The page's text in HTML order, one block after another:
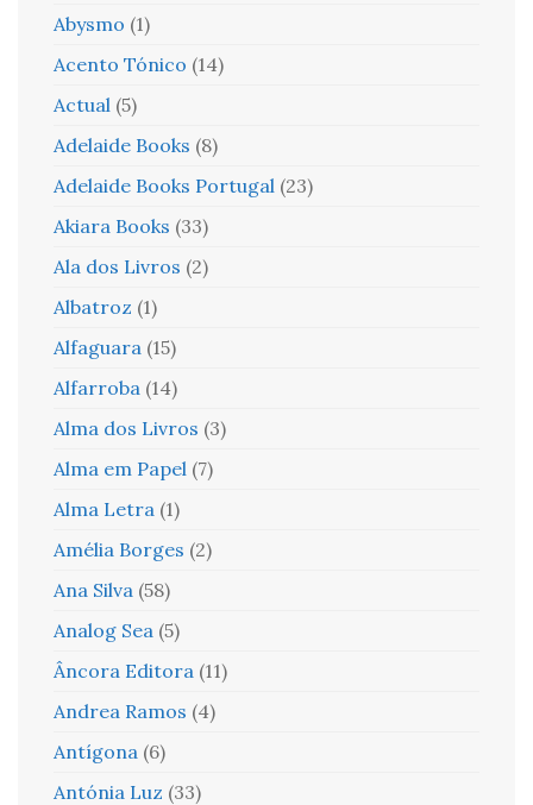
Abysmo (1)
Acento Tónico (14)
Actual (5)
Adelaide Books (8)
Adelaide Books Portugal (23)
Akiara Books (33)
Ala dos Livros (2)
Albatroz (1)
Alfaguara (15)
Alfarroba (14)
Alma dos Livros (3)
Alma em Papel (7)
Alma Letra (1)
Amélia Borges (2)
Ana Silva (58)
Analog Sea (5)
Âncora Editora (11)
Andrea Ramos (4)
Antígona (6)
Antónia Luz (33)